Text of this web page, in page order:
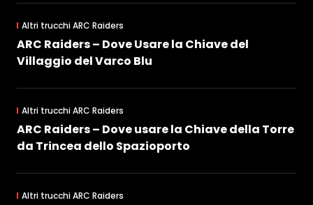
Altri trucchi ARC Raiders
ARC Raiders – Dove Usare la Chiave del
Villaggio del Varco Blu
Altri trucchi ARC Raiders
ARC Raiders – Dove usare la Chiave della Torre
da Trincea dello Spazioporto
Altri trucchi ARC Raiders